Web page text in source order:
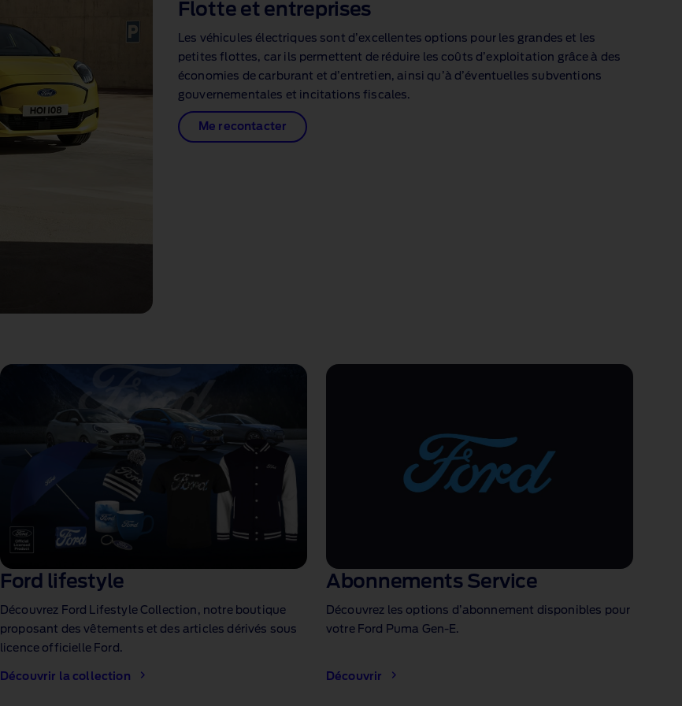
Flotte et entreprises
Les véhicules électriques sont d’excellentes options pour les grandes et les
petites flottes, car ils permettent de réduire les coûts d’exploitation grâce à des
économies de carburant et d’entretien, ainsi qu’à d’éventuelles subventions
gouvernementales et incitations fiscales.
Me recontacter
Ford lifestyle
Découvrez Ford Lifestyle Collection, notre boutique
proposant des vêtements et des articles dérivés sous
licence officielle Ford.
Découvrir la collection
Abonnements Service
Découvrez les options d’abonnement disponibles pour
votre Ford Puma Gen‑E.
Découvrir